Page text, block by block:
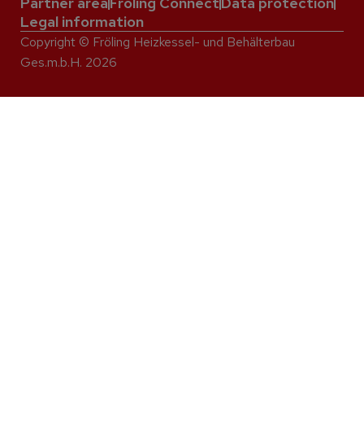
Legal information
Copyright © Fröling Heizkessel- und Behälterbau
Ges.m.b.H. 2026